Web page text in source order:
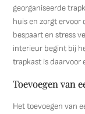
georganiseerde
huis en zorgt ervoor
bespaart en stress
interieur begint bij
trapkast is daarvoor
Toevoegen van
Het toevoegen van